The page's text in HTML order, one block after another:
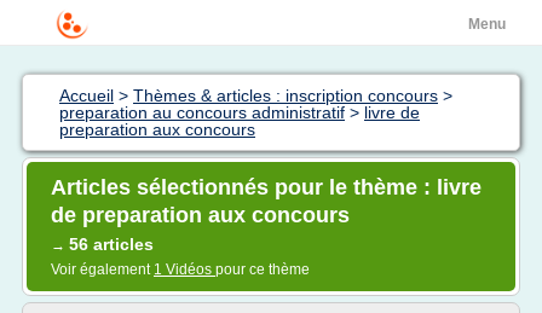
Menu
Accueil > Thèmes & articles : inscription concours >
preparation au concours administratif > livre de
preparation aux concours
Articles sélectionnés pour le thème : livre
de preparation aux concours
→ 56 articles
Voir également 1 Vidéos pour ce thème